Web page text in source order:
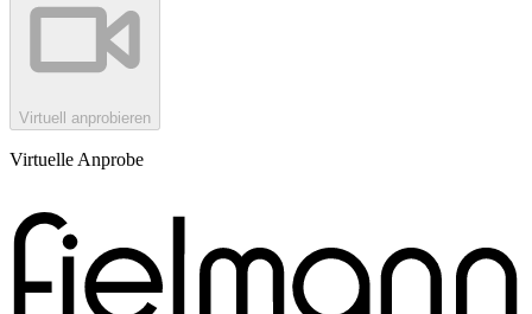
Virtuell anprobieren
Virtuelle Anprobe